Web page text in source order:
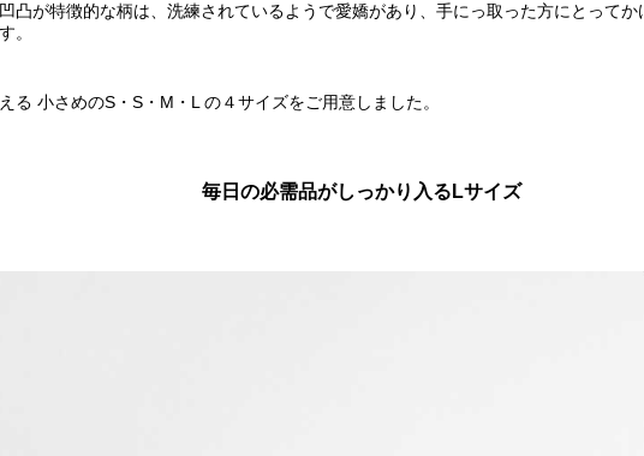
凸が特徴的な柄は、洗練されているようで愛嬌があり、手にっ取った方にとって
。
る 小さめのS・S・M・L の４サイズをご用意しました。
毎日の必需品がしっかり入るLサイズ